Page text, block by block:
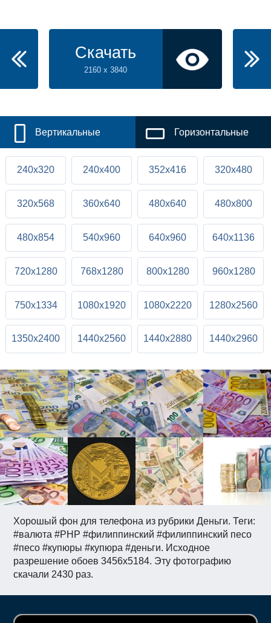
Хорошый фон для телефона из рубрики Деньги. Теги:
#валюта #PHP #филиппинский #филиппинский песо
#песо #купюры #купюра #деньги. Исходное
разрешение обоев 3456x5184. Эту фотографию
скачали 2430 раз.
Скачать
2160 x 3840
Вертикальные Горизонтальные
240x320 240x400 352x416 320x480
320x568 360x640 480x640 480x800
480x854 540x960 640x960 640x1136
720x1280 768x1280 800x1280 960x1280
750x1334 1080x1920 1080x2220 1280x2560
1350x2400 1440x2560 1440x2880 1440x2960